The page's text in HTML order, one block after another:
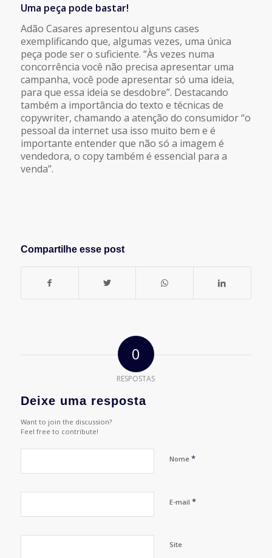
Uma peça pode bastar!
Adão Casares apresentou alguns cases
exemplificando que, algumas vezes, uma única
peça pode ser o suficiente. “Às vezes numa
concorrência você não precisa apresentar uma
campanha, você pode apresentar só uma ideia,
para que essa ideia se desdobre”. Destacando
também a importância do texto e técnicas de
copywriter, chamando a atenção do consumidor “o
pessoal da internet usa isso muito bem e é
importante entender que não só a imagem é
vendedora, o copy também é essencial para a
venda”.
Compartilhe esse post
0
RESPOSTAS
Deixe uma resposta
Want to join the discussion?
Feel free to contribute!
Nome *
E-mail *
Site